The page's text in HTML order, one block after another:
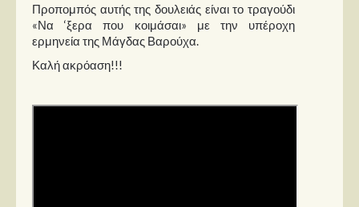
Προπομπός αυτής της δουλειάς είναι το τραγούδι
«Να ‘ξερα που κοιμάσαι» με την υπέροχη
ερμηνεία της Μάγδας Βαρούχα.
Καλή ακρόαση!!!